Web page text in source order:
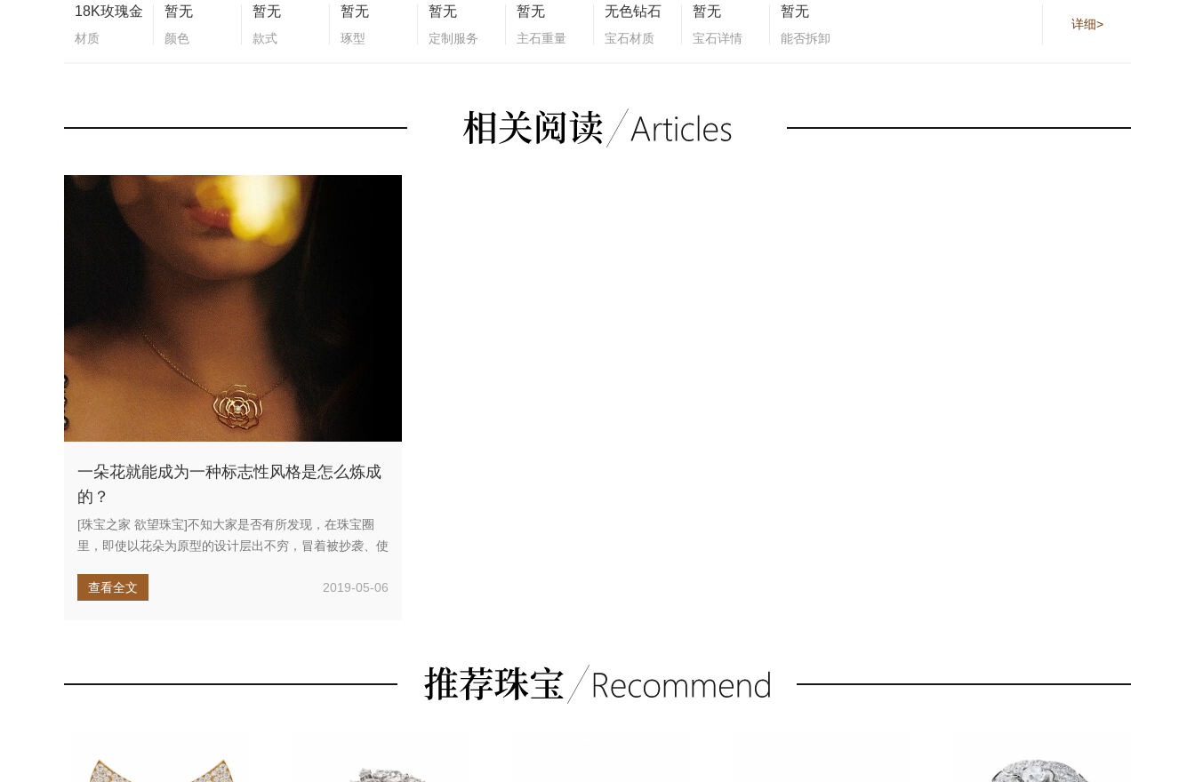
18K玫瑰金
材质
暂无
颜色
暂无
款式
暂无
琢型
暂无
定制服务
暂无
主石重量
无色钻石
宝石材质
暂无
宝石详情
暂无
能否拆卸
详细>
一朵花就能成为一种标志性风格是怎么炼成
的？
[珠宝之家 欲望珠宝]不知大家是否有所发现，在珠宝圈
里，即使以花朵为原型的设计层出不穷，冒着被抄袭、使
查看全文
2019-05-06